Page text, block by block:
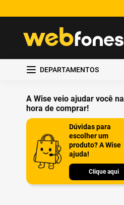
DEPARTAMENTOS
A Wise veio ajudar você na
hora de comprar!
Dúvidas para
escolher um
produto? A Wise
ajuda!
Clique aqui